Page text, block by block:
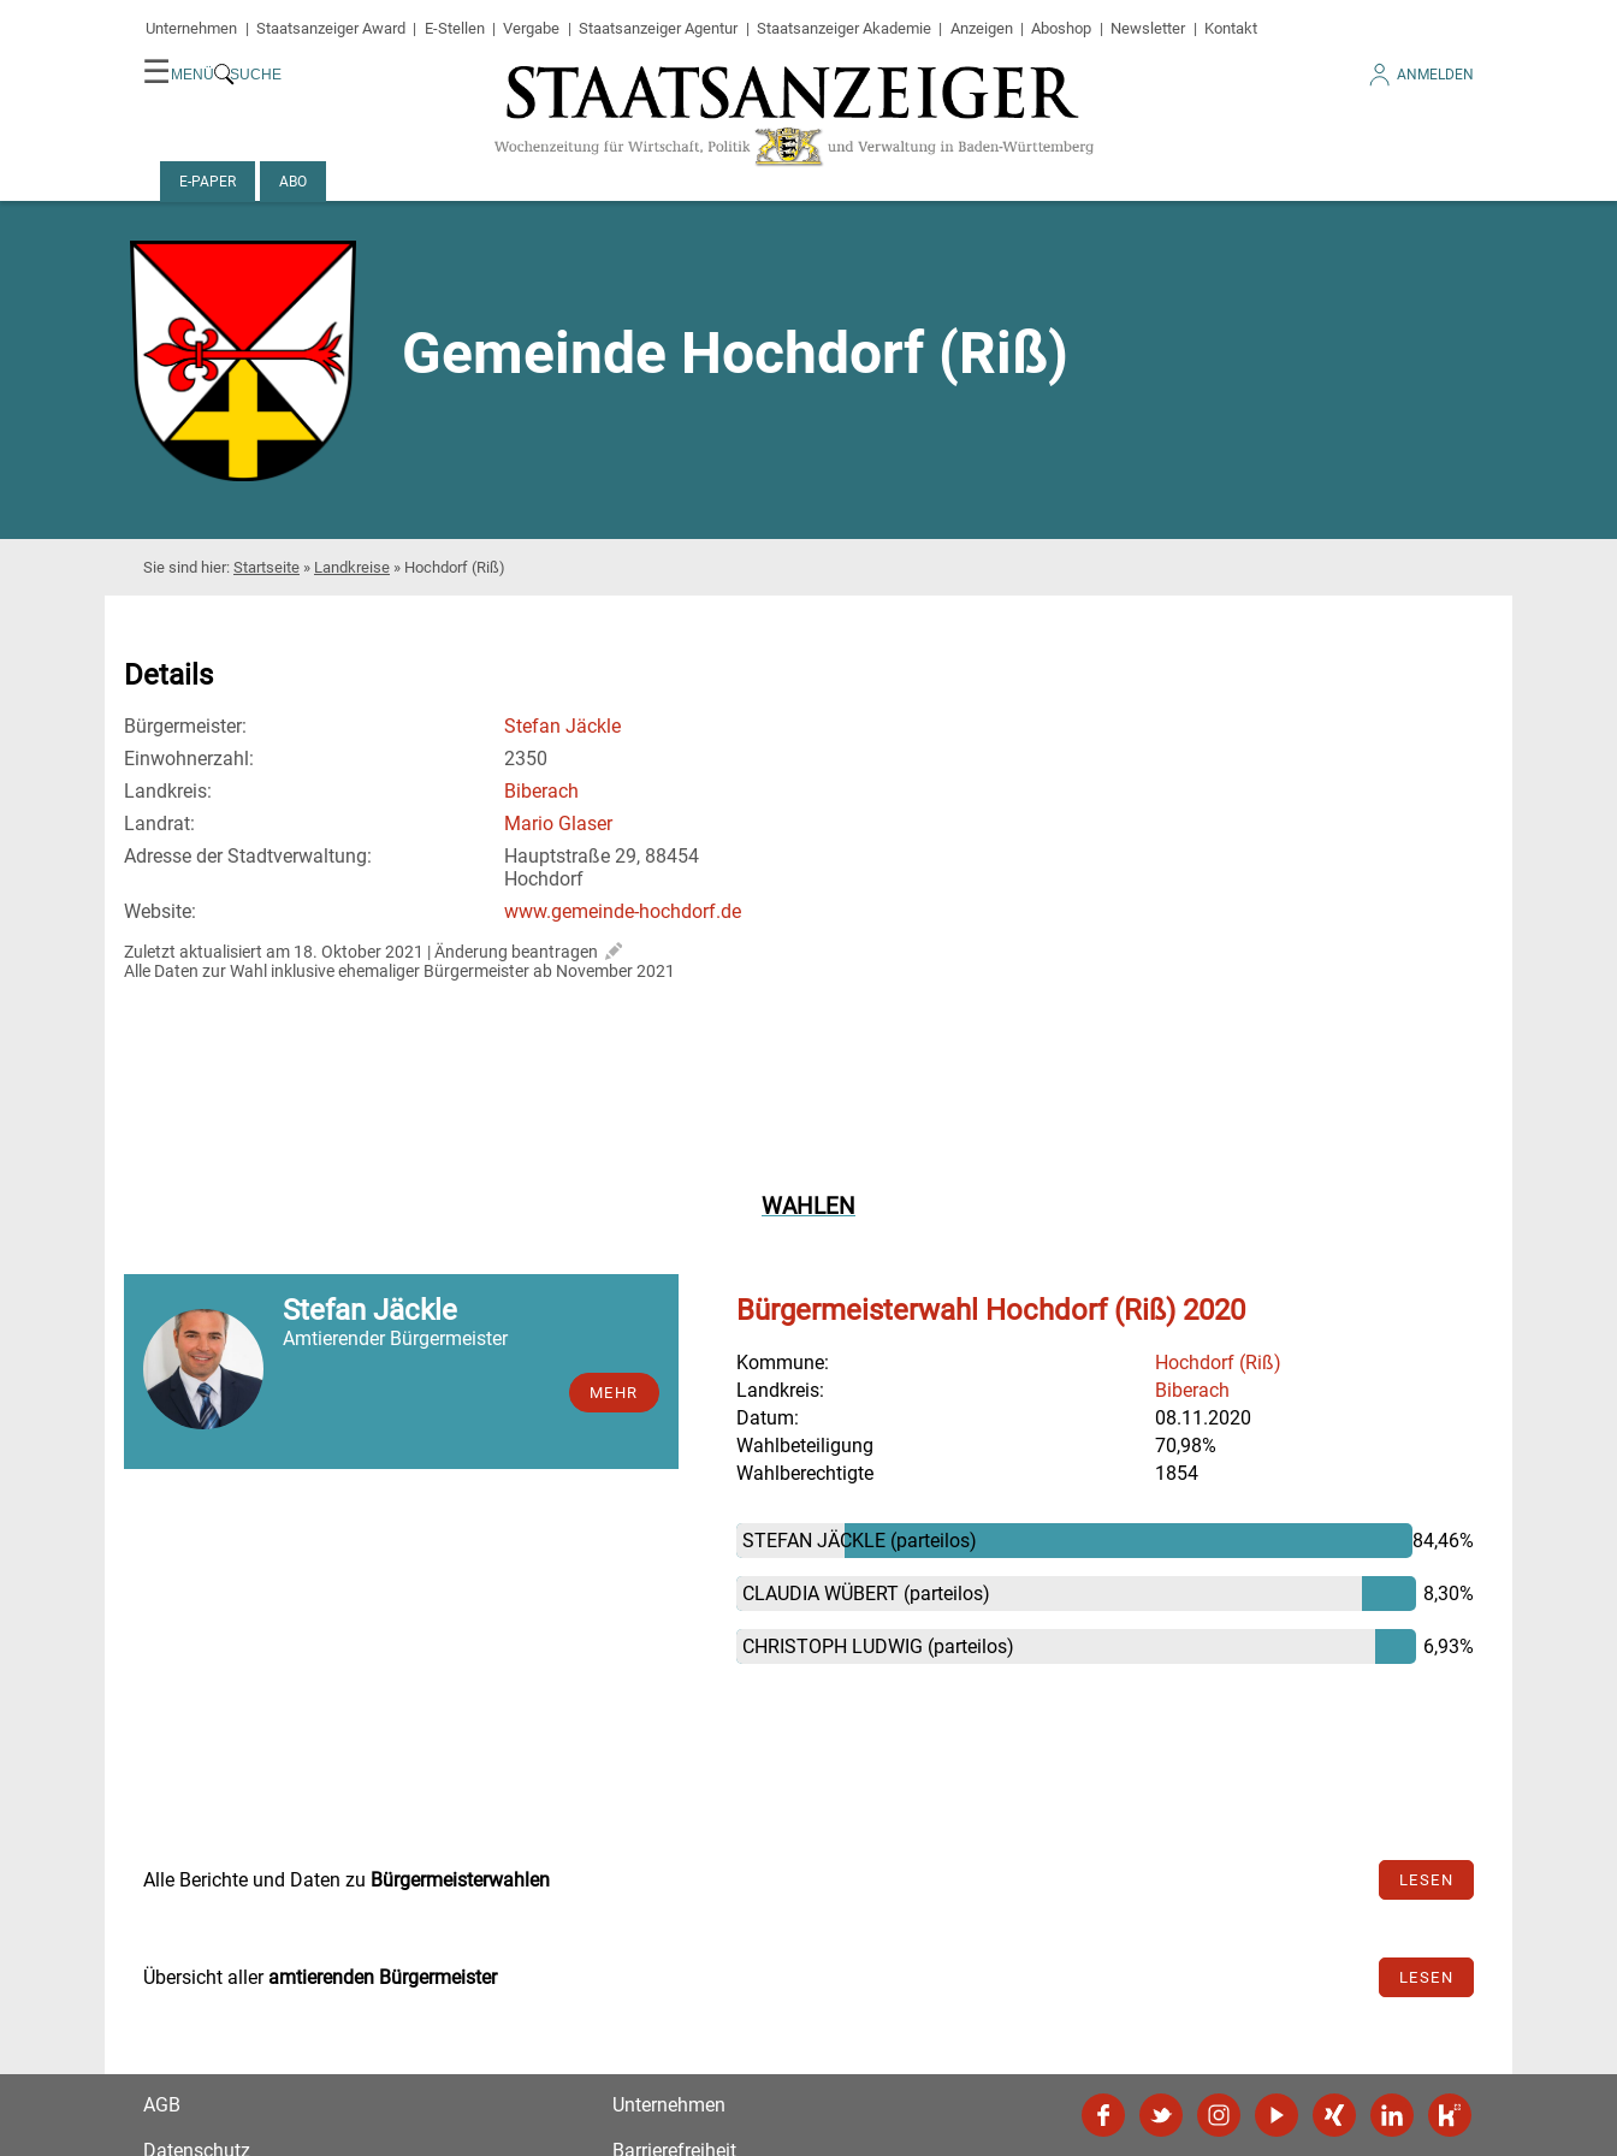
Unternehmen Staatsanzeiger Award E-Stellen Vergabe Staatsanzeiger Agentur Staatsanzeiger Akademie Anzeigen Aboshop Newsletter Kontakt
☰ MENÜ SUCHE ANMELDEN
E-PAPER ABO
Gemeinde Hochdorf (Riß)
Startseite » Landkreise » Hochdorf (Riß)
Details
Bürgermeister:
Stefan Jäckle
Einwohnerzahl:
2350
Landkreis:
Biberach
Landrat:
Mario Glaser
Adresse der Stadtverwaltung:
Hauptstraße 29, 88454
Hochdorf
Website:
www.gemeinde-hochdorf.de
Zuletzt aktualisiert am 18. Oktober 2021 | Änderung beantragen
Alle Daten zur Wahl inklusive ehemaliger Bürgermeister ab November 2021
WAHLEN
Stefan Jäckle
Amtierender Bürgermeister
MEHR
Bürgermeisterwahl Hochdorf (Riß) 2020
Kommune:
Hochdorf (Riß)
Landkreis:
Biberach
Datum:
08.11.2020
Wahlbeteiligung
70,98%
Wahlberechtigte
1854
STEFAN JÄCKLE (parteilos) 84,46%
CLAUDIA WÜBERT (parteilos) 8,30%
CHRISTOPH LUDWIG (parteilos) 6,93%
Alle Berichte und Daten zu Bürgermeisterwahlen LESEN
Übersicht aller amtierenden Bürgermeister LESEN
AGB
Datenschutz
Unternehmen
Barrierefreiheit